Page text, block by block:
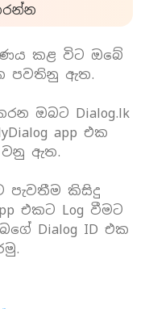
කළ විට ඔබේ
පවතිනු ඇත.
ඔබට Dialog.lk
app එක
වනු ඇත.
පැවතීම කිසිදු
එකට Log වීමට
Dialog ID එක